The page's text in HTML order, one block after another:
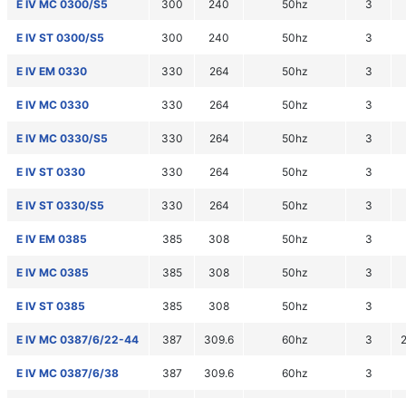
E IV MC 0300/S5 300 240 50hz 3
E IV ST 0300/S5 300 240 50hz 3
E IV EM 0330 330 264 50hz 3
E IV MC 0330 330 264 50hz 3
E IV MC 0330/S5 330 264 50hz 3
E IV ST 0330 330 264 50hz 3
E IV ST 0330/S5 330 264 50hz 3
E IV EM 0385 385 308 50hz 3
E IV MC 0385 385 308 50hz 3
E IV ST 0385 385 308 50hz 3
E IV MC 0387/6/22-44 387 309.6 60hz 3
E IV MC 0387/6/38 387 309.6 60hz 3